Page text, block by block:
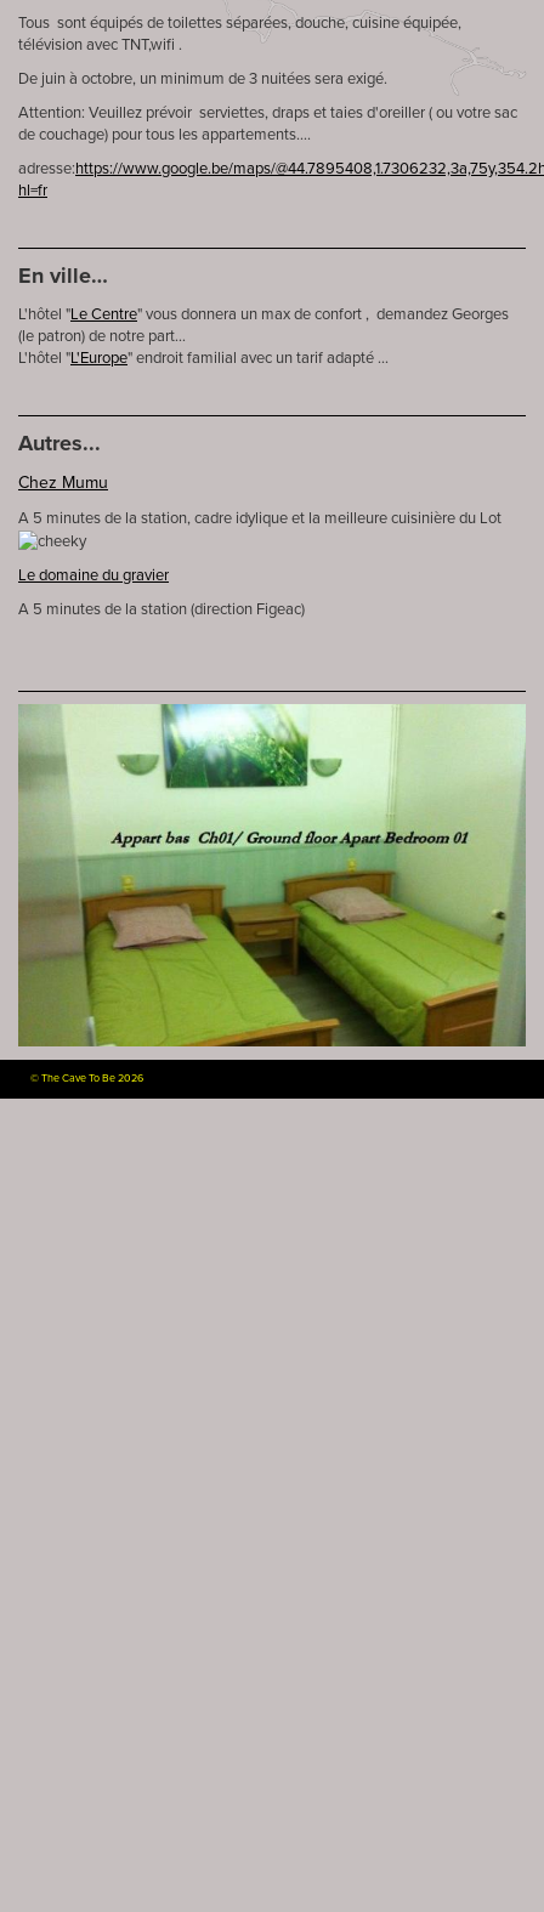
Tous sont équipés de toilettes séparées, douche, cuisine équipée,
télévision avec TNT,wifi .
De juin à octobre, un minimum de 3 nuitées sera exigé.
Attention: Veuillez prévoir serviettes, draps et taies d'oreiller ( ou votre sac
de couchage) pour tous les appartements....
adresse:https://www.google.be/maps/
hl=fr
En ville…
L'hôtel "Le Centre" vous donnera un max de confort , demandez Georges
(le patron) de notre part…
L'hôtel "L'Europe" endroit familial avec un tarif adapté ...
Autres...
Chez Mumu
A 5 minutes de la station, cadre idylique et la meilleure cuisinière du Lot
Le domaine du gravier
A 5 minutes de la station (direction Figeac)
©The Cave To Be 2026